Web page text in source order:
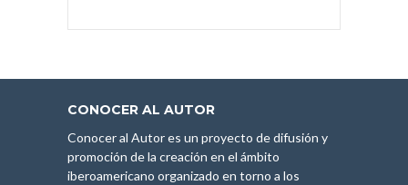
CONOCER AL AUTOR
Conocer al Autor es un proyecto de difusión y
promoción de la creación en el ámbito
iberoamericano organizado en torno a los